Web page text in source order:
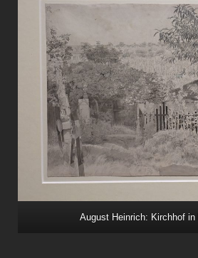
August Heinrich: Kirchhof in